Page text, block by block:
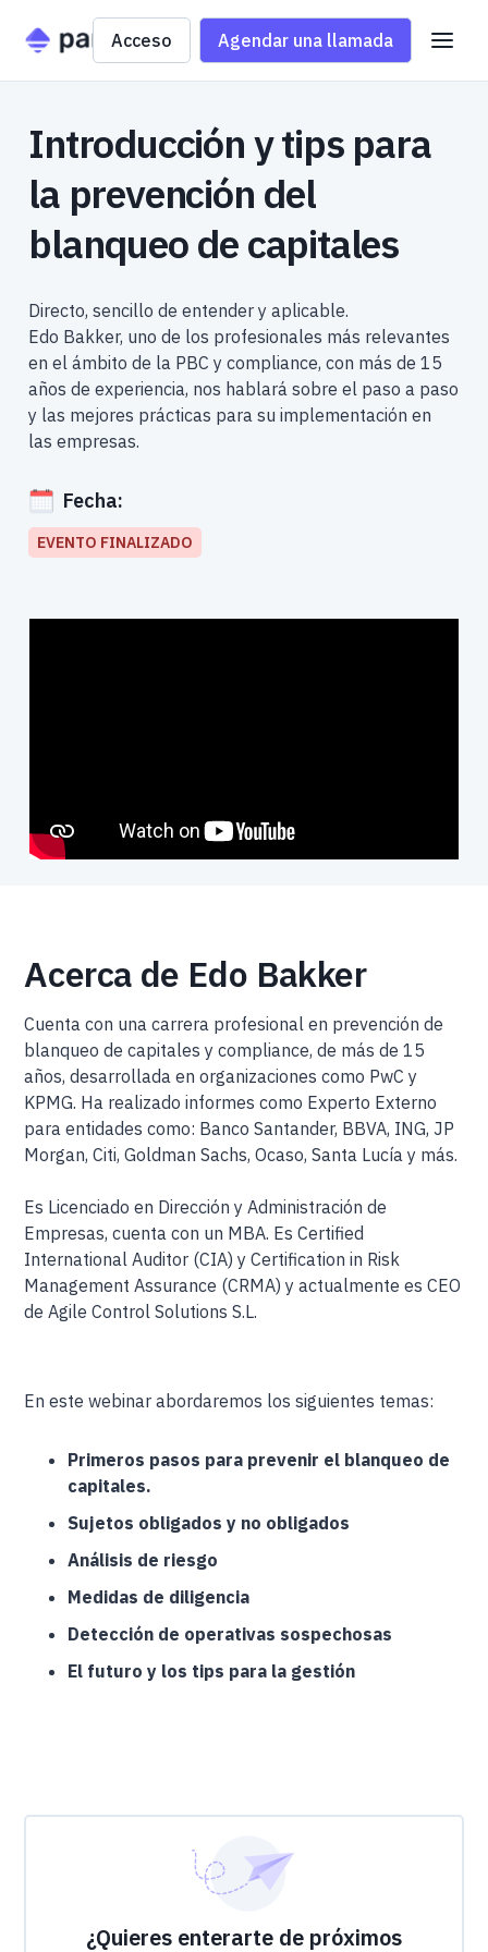
Acceso Agendar una llamada
Introducción y tips para
la prevención del
blanqueo de capitales
Directo, sencillo de entender y aplicable.
Edo Bakker, uno de los profesionales más relevantes
en el ámbito de la PBC y compliance, con más de 15
años de experiencia, nos hablará sobre el paso a paso
y las mejores prácticas para su implementación en
las empresas.
Fecha:
EVENTO FINALIZADO
Acerca de Edo Bakker
Cuenta con una carrera profesional en prevención de
blanqueo de capitales y compliance, de más de 15
años, desarrollada en organizaciones como PwC y
KPMG. Ha realizado informes como Experto Externo
para entidades como: Banco Santander, BBVA, ING, JP
Morgan, Citi, Goldman Sachs, Ocaso, Santa Lucía y más.
Es Licenciado en Dirección y Administración de
Empresas, cuenta con un MBA. Es Certified
International Auditor (CIA) y Certification in Risk
Management Assurance (CRMA) y actualmente es CEO
de Agile Control Solutions S.L.
En este webinar abordaremos los siguientes temas:
Primeros pasos para prevenir el blanqueo de
capitales.
Sujetos obligados y no obligados
Análisis de riesgo
Medidas de diligencia
Detección de operativas sospechosas
El futuro y los tips para la gestión
¿Quieres enterarte de próximos